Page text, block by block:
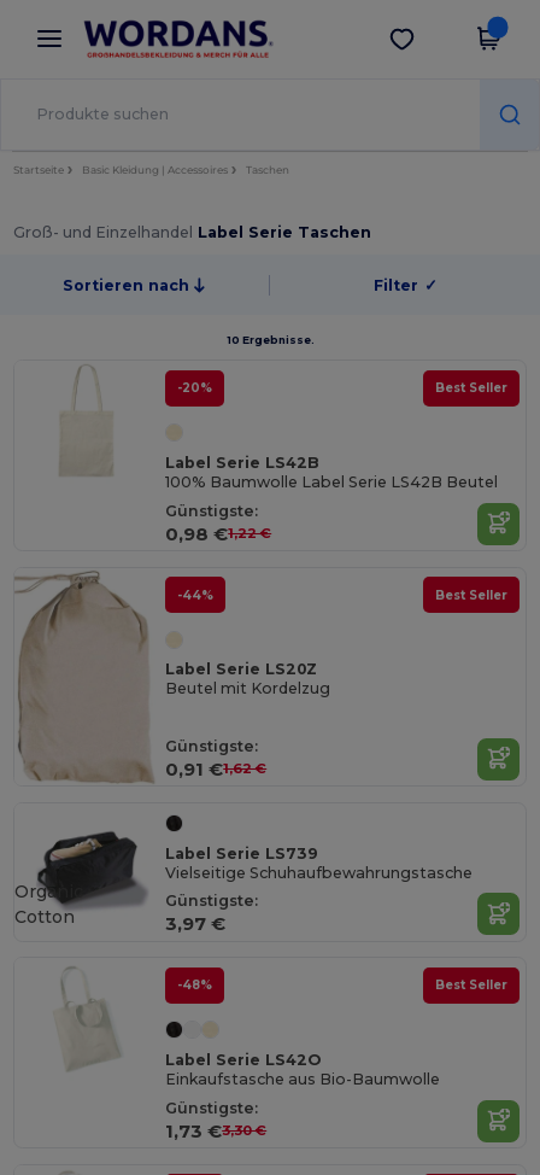
× Wordans App
Bessere Preise in der App!
App holen
Startseite Basic Kleidung | Accessoires Taschen
Groß- und Einzelhandel Label Serie Taschen
Sortieren nach Filter ✓
10 Ergebnisse.
-20% Best Seller
Label Serie LS42B
100% Baumwolle Label Serie LS42B Beutel
Günstigste:
0,98 €1,22 €
-44% Best Seller
Label Serie LS20Z
Beutel mit Kordelzug
Günstigste:
0,91 €1,62 €
Label Serie LS739
Vielseitige Schuhaufbewahrungstasche
Günstigste:
3,97 €
Organic
Cotton
-48% Best Seller
Label Serie LS42O
Einkaufstasche aus Bio-Baumwolle
Günstigste:
1,73 €3,30 €